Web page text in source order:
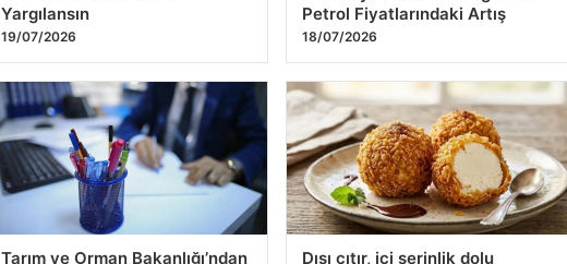
Dilovası İçin Adalet Nöbeti:
Katliamın Sorumluları
Yargılansın
Petrolde Endişe Dalga Dalga
Yükseliyor: Hürmüz Boğazı ve
Petrol Fiyatlarındaki Artış